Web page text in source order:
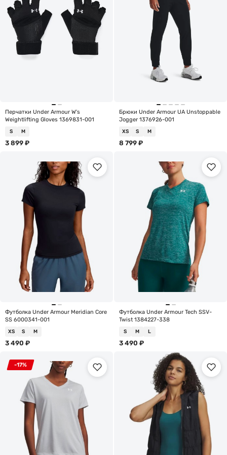
Перчатки Under Armour W's
Weightlifting Gloves 1369831-001
S M
3 899 ₽
Брюки Under Armour UA Unstoppable
Jogger 1376926-001
XS S M
8 799 ₽
Футболка Under Armour Meridian Core
SS 6000341-001
XS S M
3 490 ₽
Футболка Under Armour Tech SSV-
Twist 1384227-338
S M L
3 490 ₽
-17%